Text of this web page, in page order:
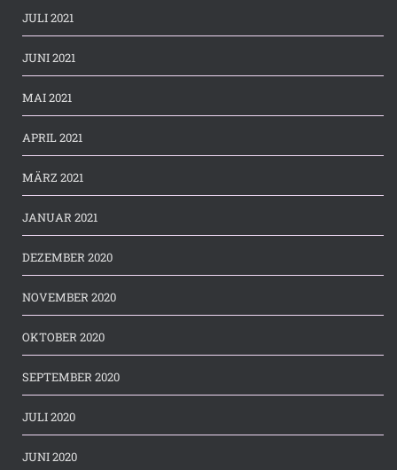
JULI 2021
JUNI 2021
MAI 2021
APRIL 2021
MÄRZ 2021
JANUAR 2021
DEZEMBER 2020
NOVEMBER 2020
OKTOBER 2020
SEPTEMBER 2020
JULI 2020
JUNI 2020